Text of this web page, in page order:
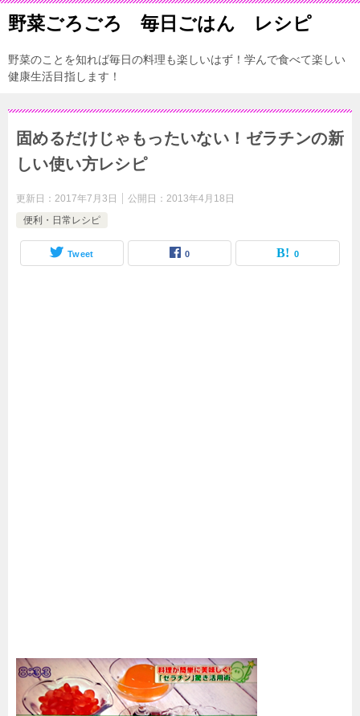
野菜ごろごろ 毎日ごはん レシピ
野菜のことを知れば毎日の料理も楽しいはず！学んで食べて楽しい
健康生活目指します！
固めるだけじゃもったいない！ゼラチンの新
しい使い方レシピ
更新日： 2017年7月3日 公開日： 2013年4月18日
便利・日常レシピ
Tweet 0 0